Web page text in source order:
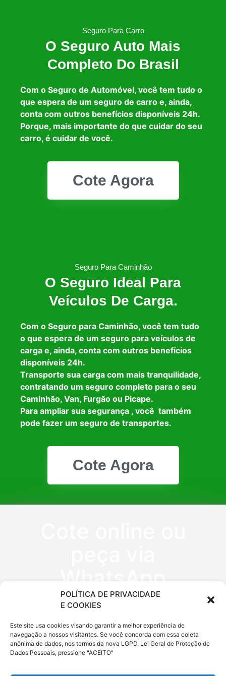
POLÍTICA DE PRIVACIDADE
E COOKIES
Este site usa cookies visando garantir a melhor experiência de
navegação a nossos visitantes. Se você concorda com essa coleta
anônima de dados, nos termos da nova LGPD, Lei Geral de Proteção de
Dados Pessoais, pressione "ACEITO"
Seguro Para Carro
O Seguro Auto Mais
Completo Do Brasil
Com o Seguro de Automóvel, você tem tudo o
que espera de um seguro de carro e, ainda,
conta com outros benefícios disponíveis 24h.
Porque, mais importante do que cuidar do seu
carro, é cuidar de você.
Cote Agora
Seguro Para Caminhão
O Seguro Ideal Para
Veículos De Carga.
Com o Seguro para Caminhão, você tem tudo
o que espera de um seguro para veículos de
carga e, ainda, conta com outros benefícios
disponíveis 24h.
Transporte sua carga com mais tranquilidade,
contratando um seguro completo para o seu
Caminhão, Van, Furgão ou Picape.
Para ampliar sua segurança , você também
pode fazer um seguro de transportes.
Cote Agora
(11) 9 6620
0333